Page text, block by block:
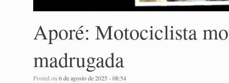
Aporé: Motociclista
madrugada
Posted on6 de agosto de 2025 - 08:54